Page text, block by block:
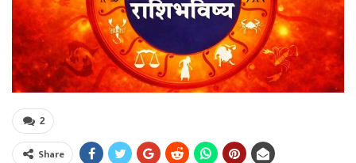
2
Share